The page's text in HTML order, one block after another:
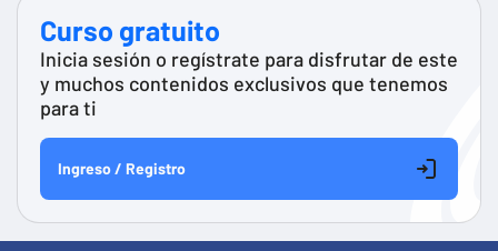
Curso gratuito
Inicia sesión o regístrate para disfrutar de este
y muchos contenidos exclusivos que tenemos
para ti
Ingreso / Registro